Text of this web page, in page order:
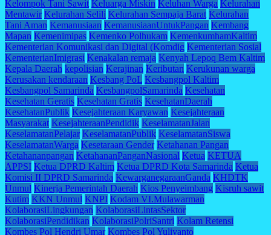
Kelompok Tani Sawit Keluarga Miskin Keluhan Warga Kelurahan
Mentawir Kelurahan Selili Kelurahan Sempaja Barat Kelurahan
Tani Aman Kemanusiaan KemanusiaanUntukPangan Kembang
Mapan Kemenimipas Kemenko Polhukam KemenkumhamKaltim
Kementerian Komunikasi dan Digital (Komdig Kementerian Sosial
KementerianImigrasi Kenakalan remaja Kenyah Lepoq Bem Kaltim
Kepala Daerah kepolisian Kerajinan Keributan Kerukunan warga
Kerusakan kendaraan Kesbang PoL Kesbangpol Kaltim
Kesbangpol Samarinda KesbangpolSamarinda Kesehatan
Kesehatan Geratis Kesehatan Gratis KesehatanDaerah
KesehatanPublik Kesejahteraan Karyawan Kesejahteraan
Masyarakat KesejahteraanPendidik KeselamatanJalan
KeselamatanPelajar KeselamatanPublik KeselamatanSiswa
KeselamatanWarga Kesetaraan Gender Ketahanan Pangan
Ketahananpangan KetahananPanganNasional Ketua KETUA
APPSI Ketua DPRD Kaltim Ketua DPRD Kota Samarinda Ketua
Komisi II DPRD Samarinda KewarganegaraanGanda KHDTK
Unmul Kinerja Pemerintah Daerah Kios Penyeimbang Kisruh sawit
Kutim KKN Unmul KNPI Kodam VI.Mulawarman
KolaborasiLingkungan KolaborasiLintasSektor
KolaborasiPendidikan KolaborasiPolriSantri Kolam Retensi
Kombes Pol Hendri Umar Kombes Pol Yuliyanto